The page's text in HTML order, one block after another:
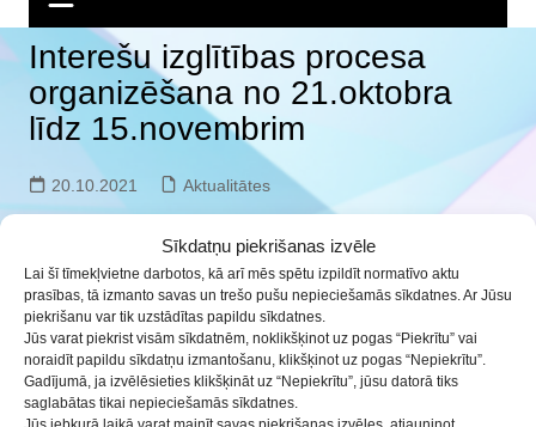
Sīkdatņu piekrišanas izvēle
Lai šī tīmekļvietne darbotos, kā arī mēs spētu izpildīt normatīvo aktu
prasības, tā izmanto savas un trešo pušu nepieciešamās sīkdatnes. Ar Jūsu
piekrišanu var tik uzstādītas papildu sīkdatnes.
Jūs varat piekrist visām sīkdatnēm, noklikšķinot uz pogas “Piekrītu” vai
noraidīt papildu sīkdatņu izmantošanu, klikšķinot uz pogas “Nepiekrītu”.
Gadījumā, ja izvēlēsieties klikšķināt uz “Nepiekrītu”, jūsu datorā tiks
saglabātas tikai nepieciešamās sīkdatnes.
Interešu izglītības procesa
organizēšana no 21.oktobra
līdz 15.novembrim
20.10.2021 Aktualitātes
Saldus Bērnu un jaunatnes centrs informē, ka
noš.g. 21.oktobra līdz 15.novembrim
interešu izglītības pulciņi notiek tikai
attālināti.Papildus informācija par katra
pulciņa izvēlēto darbības formu attālinātajā